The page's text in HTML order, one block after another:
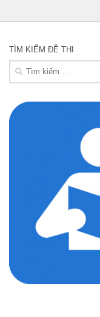
TÌM KIẾM ĐỀ THI
Tìm